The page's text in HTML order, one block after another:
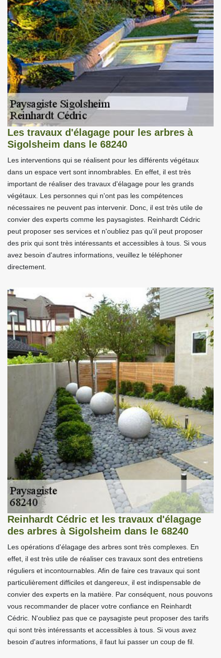
Les travaux d'élagage pour les arbres à
Sigolsheim dans le 68240
Les interventions qui se réalisent pour les différents végétaux
dans un espace vert sont innombrables. En effet, il est très
important de réaliser des travaux d'élagage pour les grands
végétaux. Les personnes qui n'ont pas les compétences
nécessaires ne peuvent pas intervenir. Donc, il est très utile de
convier des experts comme les paysagistes. Reinhardt Cédric
peut proposer ses services et n'oubliez pas qu'il peut proposer
des prix qui sont très intéressants et accessibles à tous. Si vous
avez besoin d'autres informations, veuillez le téléphoner
directement.
Reinhardt Cédric et les travaux d'élagage
des arbres à Sigolsheim dans le 68240
Les opérations d'élagage des arbres sont très complexes. En
effet, il est très utile de réaliser ces travaux sont des entretiens
réguliers et incontournables. Afin de faire ces travaux qui sont
particulièrement difficiles et dangereux, il est indispensable de
convier des experts en la matière. Par conséquent, nous pouvons
vous recommander de placer votre confiance en Reinhardt
Cédric. N'oubliez pas que ce paysagiste peut proposer des tarifs
qui sont très intéressants et accessibles à tous. Si vous avez
besoin d'autres informations, il faut lui passer un coup de fil.